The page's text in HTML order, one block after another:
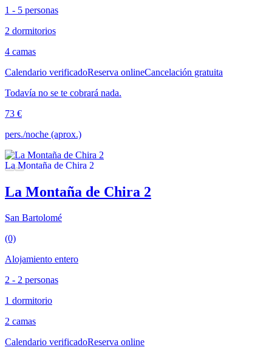
1 - 5 personas
2 dormitorios
4 camas
Calendario verificadoReserva onlineCancelación gratuita
Todavía no se te cobrará nada.
73 €
pers./noche (aprox.)
La Montaña de Chira 2
San Bartolomé
(0)
Alojamiento entero
2 - 2 personas
1 dormitorio
2 camas
Calendario verificadoReserva online